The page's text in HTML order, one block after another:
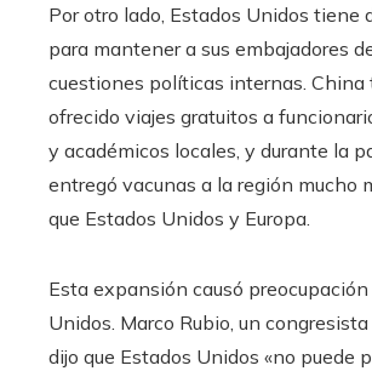
Por otro lado, Estados Unidos tiene
para mantener a sus embajadores
cuestiones políticas internas.
ofrecido viajes gratuitos a
y académicos locales, y durante la
entregó vacunas a la región mucho
que Estados Unidos y Europa.
Esta expansión causó
Unidos. Marco Rubio, un
dijo que Estados Unidos «no puede